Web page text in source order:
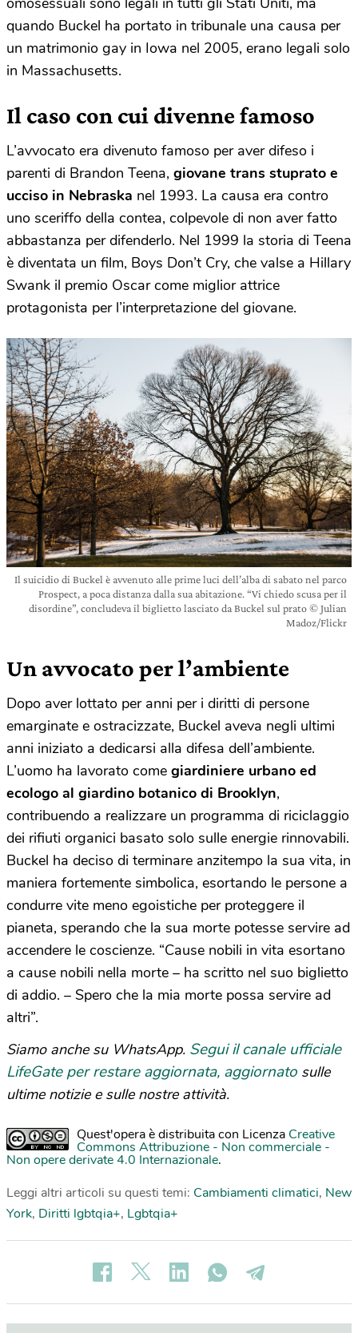
quando Buckel ha portato in tribunale una causa per
un matrimonio gay in Iowa nel 2005, erano legali solo
in Massachusetts.
Il caso con cui divenne famoso
L’avvocato era divenuto famoso per aver difeso i
parenti di Brandon Teena, giovane trans stuprato e
ucciso in Nebraska nel 1993. La causa era contro
uno sceriffo della contea, colpevole di non aver fatto
abbastanza per difenderlo. Nel 1999 la storia di Teena
è diventata un film, Boys Don’t Cry, che valse a Hillary
Swank il premio Oscar come miglior attrice
protagonista per l’interpretazione del giovane.
Il suicidio di Buckel è avvenuto alle prime luci dell’alba di sabato nel parco
Prospect, a poca distanza dalla sua abitazione. “Vi chiedo scusa per il
disordine”, concludeva il biglietto lasciato da Buckel sul prato © Julian
Madoz/Flickr
Un avvocato per l’ambiente
Dopo aver lottato per anni per i diritti di persone
emarginate e ostracizzate, Buckel aveva negli ultimi
anni iniziato a dedicarsi alla difesa dell’ambiente.
L’uomo ha lavorato come giardiniere urbano ed
ecologo al giardino botanico di Brooklyn,
contribuendo a realizzare un programma di riciclaggio
dei rifiuti organici basato solo sulle energie rinnovabili.
Buckel ha deciso di terminare anzitempo la sua vita, in
maniera fortemente simbolica, esortando le persone a
condurre vite meno egoistiche per proteggere il
pianeta, sperando che la sua morte potesse servire ad
accendere le coscienze. “Cause nobili in vita esortano
a cause nobili nella morte – ha scritto nel suo biglietto
di addio. – Spero che la mia morte possa servire ad
altri”.
Siamo anche su WhatsApp. Segui il canale ufficiale
LifeGate per restare aggiornata, aggiornato sulle
ultime notizie e sulle nostre attività.
Quest'opera è distribuita con Licenza Creative
Commons Attribuzione - Non commerciale -
Non opere derivate 4.0 Internazionale.
Leggi altri articoli su questi temi: Cambiamenti climatici, New
York, Diritti lgbtqia+, Lgbtqia+